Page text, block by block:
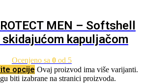
MEN – Softshell
skidajućom kapuljačom
Ocenjeno sa 0 od 5
opcije Ovaj proizvod ima više varijanti.
biti izabrane na stranici proizvoda.